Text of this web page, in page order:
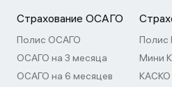
Страхование ОСАГО
Полис ОСАГО
ОСАГО на 3 месяца
ОСАГО на 6 месяцев
Полис
Мини